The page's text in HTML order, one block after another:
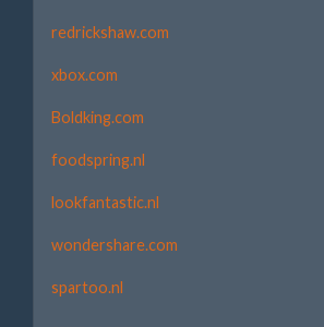
redrickshaw.com
xbox.com
Boldking.com
foodspring.nl
lookfantastic.nl
wondershare.com
spartoo.nl